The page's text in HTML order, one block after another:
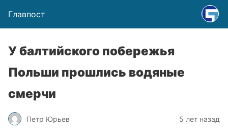
Главпост
У балтийского побережья
Польши прошлись водяные
смерчи
Петр Юрьев 5 лет назад